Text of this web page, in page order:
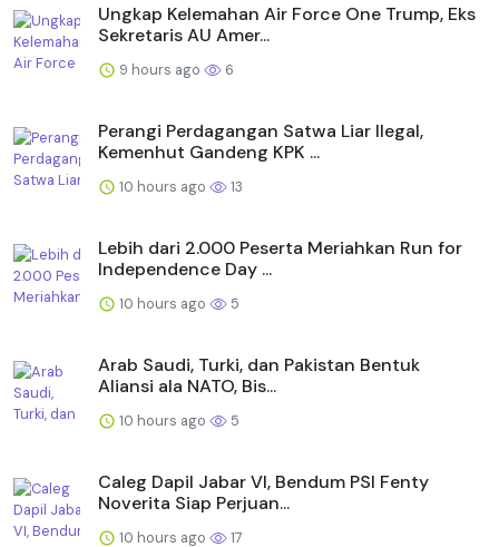
Ungkap Kelemahan Air Force One Trump, Eks
Sekretaris AU Amer...
9 hours ago 6
Perangi Perdagangan Satwa Liar Ilegal,
Kemenhut Gandeng KPK ...
10 hours ago 13
Lebih dari 2.000 Peserta Meriahkan Run for
Independence Day ...
10 hours ago 5
Arab Saudi, Turki, dan Pakistan Bentuk
Aliansi ala NATO, Bis...
10 hours ago 5
Caleg Dapil Jabar VI, Bendum PSI Fenty
Noverita Siap Perjuan...
10 hours ago 17